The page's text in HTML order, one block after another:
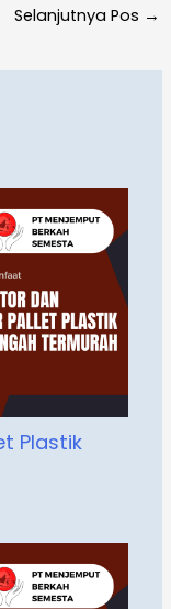
Selanjutnya Pos →
Plastik